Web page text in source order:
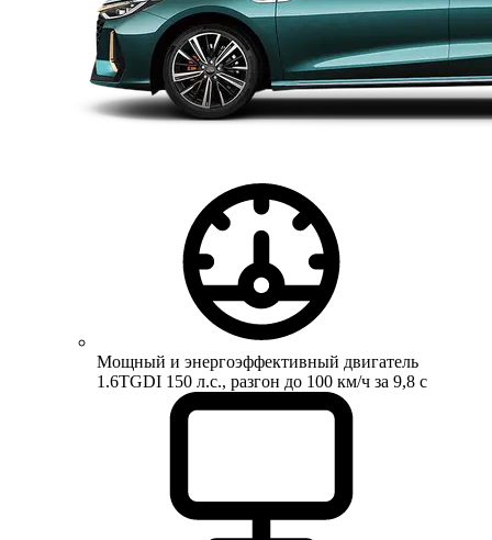
Мощный и энергоэффективный двигатель
1.6TGDI 150 л.с., разгон до 100 км/ч за 9,8 с